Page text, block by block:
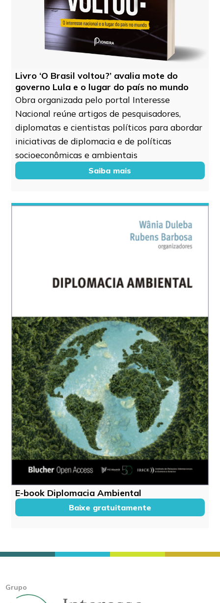
Livro ‘O Brasil voltou?’ avalia mote do
governo Lula e o lugar do país no mundo
Obra organizada pelo portal Interesse
Nacional reúne artigos de pesquisadores,
diplomatas e cientistas políticos para abordar
iniciativas de diplomacia e de políticas
socioeconômicas e ambientais
Saiba mais
E-book Diplomacia Ambiental
Baixe gratuitamente
Grupo